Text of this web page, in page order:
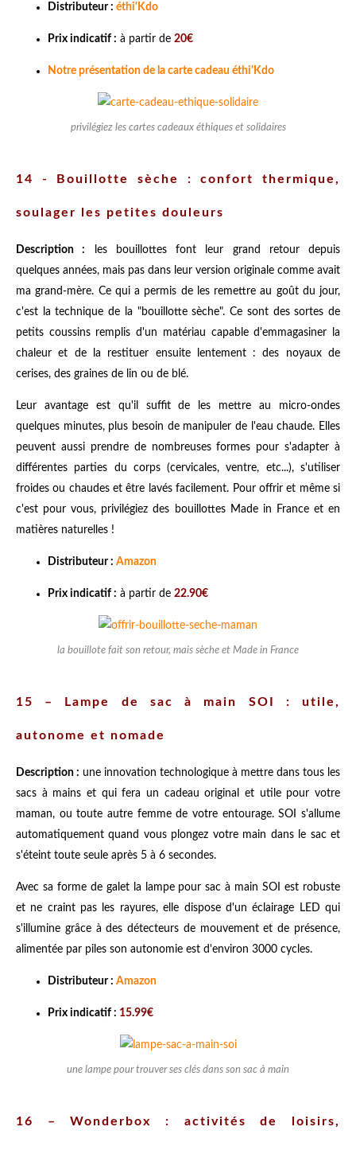
Distributeur : éthi'Kdo
Prix indicatif : à partir de 20€
Notre présentation de la carte cadeau éthi'Kdo
privilégiez les cartes cadeaux éthiques et solidaires
14 - Bouillotte sèche : confort thermique,
soulager les petites douleurs
Description : les bouillottes font leur grand retour depuis
quelques années, mais pas dans leur version originale comme avait
ma grand-mère. Ce qui a permis de les remettre au goût du jour,
c'est la technique de la "bouillotte sèche". Ce sont des sortes de
petits coussins remplis d'un matériau capable d'emmagasiner la
chaleur et de la restituer ensuite lentement : des noyaux de
cerises, des graines de lin ou de blé.
Leur avantage est qu'il suffit de les mettre au micro-ondes
quelques minutes, plus besoin de manipuler de l'eau chaude. Elles
peuvent aussi prendre de nombreuses formes pour s'adapter à
différentes parties du corps (cervicales, ventre, etc...), s'utiliser
froides ou chaudes et être lavés facilement. Pour offrir et même si
c'est pour vous, privilégiez des bouillottes Made in France et en
matières naturelles !
Distributeur : Amazon
Prix indicatif : à partir de 22.90€
la bouillote fait son retour, mais sèche et Made in France
15 – Lampe de sac à main SOI : utile,
autonome et nomade
Description : une innovation technologique à mettre dans tous les
sacs à mains et qui fera un cadeau original et utile pour votre
maman, ou toute autre femme de votre entourage. SOI s'allume
automatiquement quand vous plongez votre main dans le sac et
s'éteint toute seule après 5 à 6 secondes.
Avec sa forme de galet la lampe pour sac à main SOI est robuste
et ne craint pas les rayures, elle dispose d'un éclairage LED qui
s'illumine grâce à des détecteurs de mouvement et de présence,
alimentée par piles son autonomie est d'environ 3000 cycles.
Distributeur : Amazon
Prix indicatif : 15.99€
une lampe pour trouver ses clés dans son sac à main
16 – Wonderbox : activités de loisirs,